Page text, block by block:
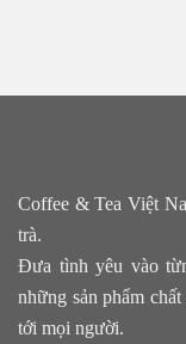
Coffee & Tea Việt
trà.
Đưa tình yêu vào
những sản phẩm
tới mọi người.